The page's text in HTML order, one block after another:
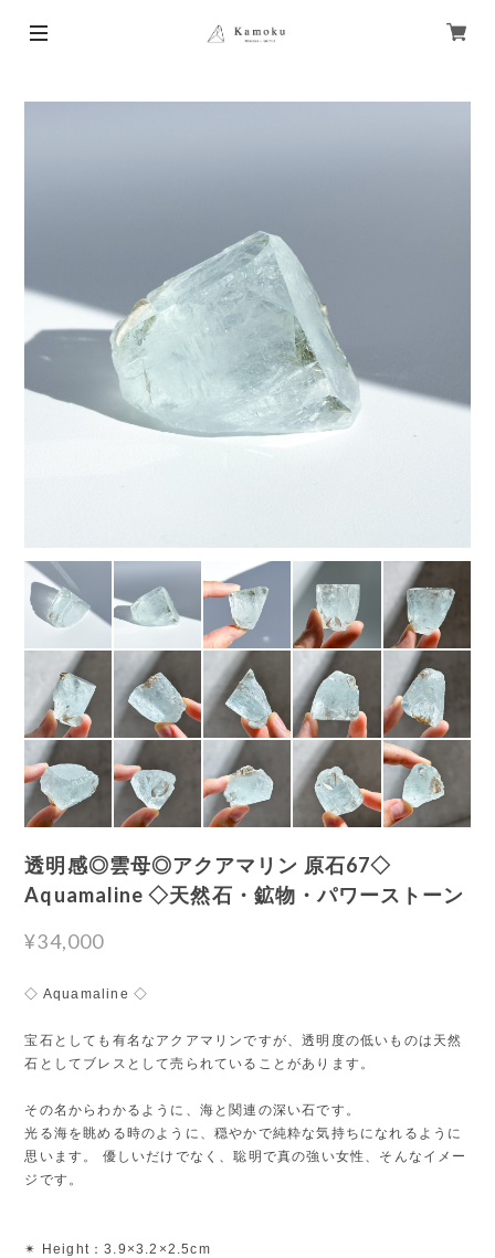
透明感◎雲母◎アクアマリン 原石67◇
Aquamaline ◇天然石・鉱物・パワーストーン
¥34,000
◇ Aquamaline ◇
宝石としても有名なアクアマリンですが、透明度の低いものは天然
石としてブレスとして売られていることがあります。
その名からわかるように、海と関連の深い石です。
光る海を眺める時のように、穏やかで純粋な気持ちになれるように
思います。 優しいだけでなく、聡明で真の強い女性、そんなイメー
ジです。
✴︎ Height：3.9×3.2×2.5cm